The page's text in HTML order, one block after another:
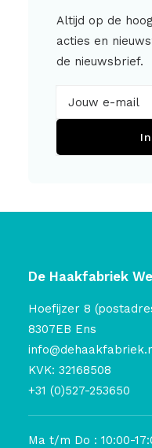
Altijd op de
acties en
de nieuwsbrief.
De Haakfabriek
Hoefijzer 8
8307EB Ens
KVK: 32168508
+31 (0)527-253650
Ma t/m Do : 10:00-